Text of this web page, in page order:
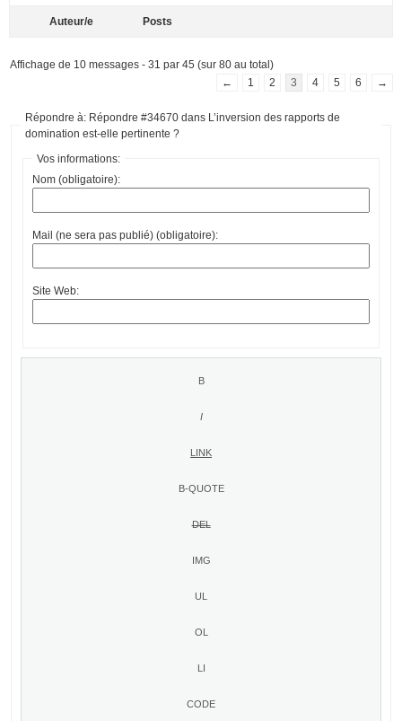
Auteur/e Posts
Affichage de 10 messages - 31 par 45 (sur 80 au total)
←
1 2 3 4 5 6 →
Répondre à: Répondre #34670 dans L’inversion des rapports de
domination est-elle pertinente ?
Vos informations:
Nom (obligatoire):
Mail (ne sera pas publié) (obligatoire):
Site Web: